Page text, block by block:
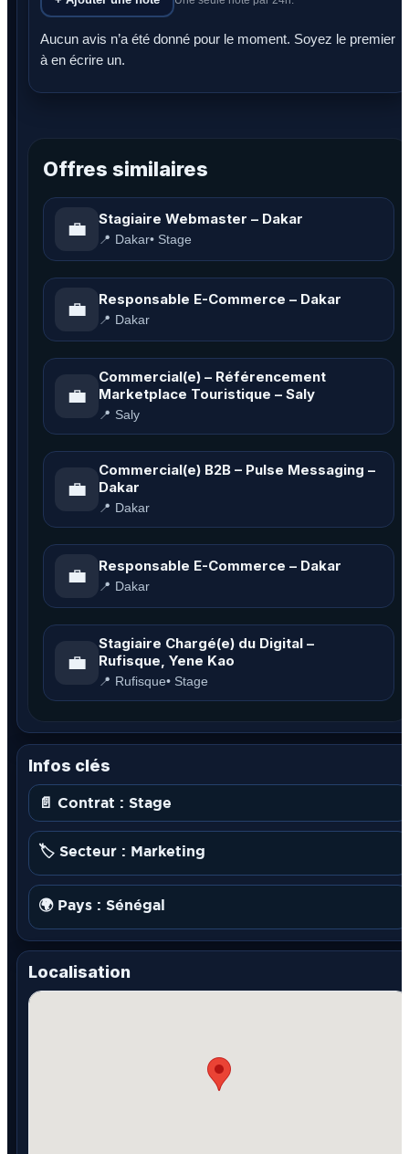
Aucun avis n’a été donné pour le moment. Soyez le premier
à en écrire un.
Offres similaires
💼 Stagiaire Webmaster – Dakar
📍 Dakar• Stage
💼 Responsable E-Commerce – Dakar
📍 Dakar
💼
Commercial(e) – Référencement
Marketplace Touristique – Saly
📍 Saly
💼
Commercial(e) B2B – Pulse Messaging –
Dakar
📍 Dakar
💼 Responsable E-Commerce – Dakar
📍 Dakar
💼
Stagiaire Chargé(e) du Digital –
Rufisque, Yene Kao
📍 Rufisque• Stage
Infos clés
📄 Contrat : Stage
🏷️ Secteur : Marketing
🌍 Pays : Sénégal
Localisation